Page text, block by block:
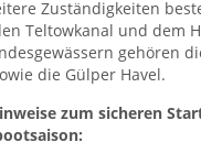
Zuständigkeiten
Teltowkanal und dem
gehören
die Gülper Havel.
zum sicheren